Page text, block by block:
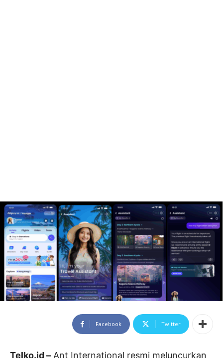
Facebook Twitter
Telko.id – Ant International resmi meluncurkan